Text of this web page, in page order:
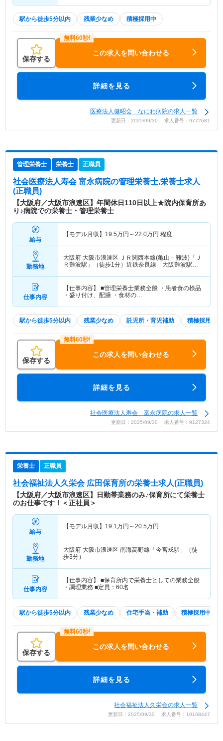
駅から徒歩5分以内 残業少なめ 積極採用中
保存する
この求人を問い合わせる
詳細を見る
医療法人健昭会 なにわ病院の求人一覧
更新日：2025/09/30 求人番号：9772681
管理栄養士 栄養士 正職員
社会医療法人寿会 富永病院の管理栄養士,栄養士求人
(正職員)
【大阪府／大阪市浪速区】年間休日110日以上★院内保育所あ
り♪病院での栄養士・管理栄養士
給与
【モデル月収】 19.5万円～22.0万円 程度
勤務地
大阪府 大阪市浪速区 ＪＲ関西本線(亀山－難波)「Ｊ
Ｒ難波駅」（徒歩1分）近鉄奈良線「大阪難波駅」
仕事内容
【仕事内容】 ■管理栄養士業務全般 ・患者食の検品
・盛り付け、配膳 ・食材の…
駅から徒歩5分以内 残業少なめ 託児所・育児補助 積極採用中
保存する
この求人を問い合わせる
詳細を見る
社会医療法人寿会 富永病院の求人一覧
更新日：2025/09/30 求人番号：9127324
栄養士 正職員
社会福祉法人久栄会 広田保育所の栄養士求人(正職員)
【大阪府／大阪市浪速区】日勤帯業務のみ♪保育所にて栄養士
のお仕事です！＜正社員＞
給与
【モデル月収】 19.1万円～20.5万円
勤務地
大阪府 大阪市浪速区 南海高野線「今宮戎駅」（徒
歩3分）
仕事内容
【仕事内容】 ■保育所内で栄養士としての業務全般
・調理業務 ■定員：60名
駅から徒歩5分以内 残業少なめ 住宅手当・補助 積極採用中
保存する
この求人を問い合わせる
詳細を見る
社会福祉法人久栄会の求人一覧
更新日：2025/09/30 求人番号：10168447